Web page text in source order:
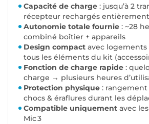
Capacité de charge : jusqu’à 2
récepteur rechargés
Autonomie totale fournie : ~28
combiné boîtier + appareils
Design compact avec
tous les éléments du kit
Fonction de charge rapide :
charge → plusieurs heures
Protection physique : rangement
chocs & éraflures durant les
Compatible uniquement avec
Mic 3